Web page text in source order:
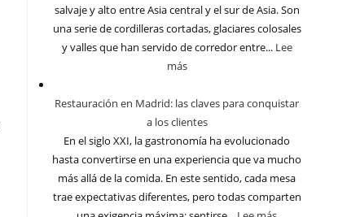
salvaje y alto entre Asia central y el sur de Asia. Son
una serie de cordilleras cortadas, glaciares colosales
y valles que han servido de corredor entre... Lee
más
Restauración en Madrid: las claves para conquistar
a los clientes
En el siglo XXI, la gastronomía ha evolucionado
hasta convertirse en una experiencia que va mucho
más allá de la comida. En este sentido, cada mesa
trae expectativas diferentes, pero todas comparten